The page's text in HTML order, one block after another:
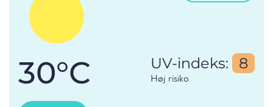
30°C UV-indeks: 8
Høj risiko